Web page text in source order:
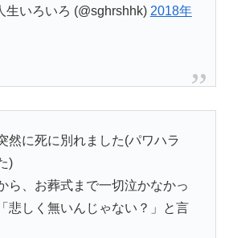
いろいろ (@sghrshhk) 2018年
然に死に別れました(パワハラ
)
ら、お葬式まで一切泣かなかっ
悲しく無いんじゃない？」と言